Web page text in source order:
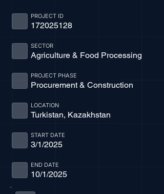
172025128
PROJECT ID
Agriculture & Food Processing
SECTOR
Procurement & Construction
PROJECT PHASE
Turkistan, Kazakhstan
LOCATION
3/1/2025
START DATE
10/1/2025
END DATE